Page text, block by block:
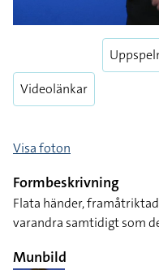
Videolänkar
Visa foton
Formbeskrivning
Flata händer,
varandra samtidigt som
Munbild